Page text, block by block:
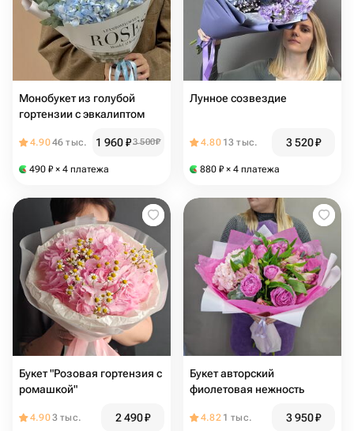
Монобукет из голубой
гортензии с эвкалиптом
4.9046 тыс. 1 960₽3 500₽
490 ₽ × 4 платежа
Лунное созвездие
4.80 13 тыс. 3 520₽
880 ₽ × 4 платежа
Букет "Розовая гортензия с
ромашкой"
4.903 тыс. 2 490₽
Букет авторский
фиолетовая нежность
4.82 1 тыс. 3 950₽